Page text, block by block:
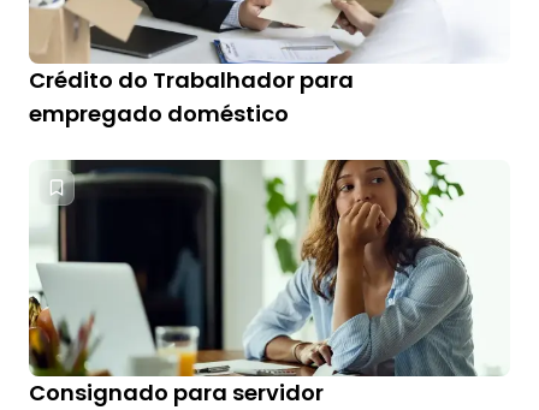
Crédito do Trabalhador para
empregado doméstico
Consignado para servidor